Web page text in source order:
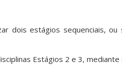
dois estágios sequenciais,
Estágios 2 e 3,